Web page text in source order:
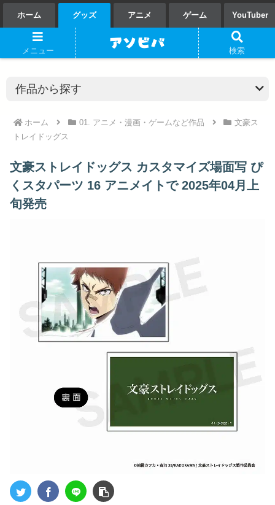
ホーム グッズ アニメ ゲーム YouTuber
ホーム 01. アニメ・漫画・ゲームなど作品
文豪ス
トレイドッグス
文豪ストレイドッグス カスタマイズ場面写 ぴ
くスタパーツ 16 アニメイトで 2025年04月上
旬発売
メニュー 検索